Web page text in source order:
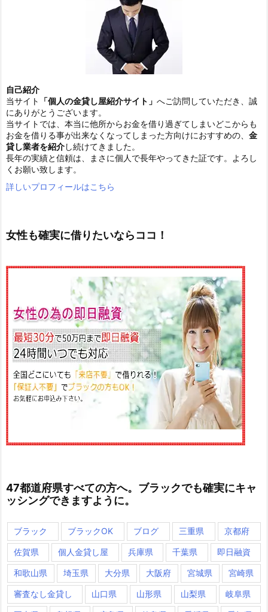
自己紹介
当サイト
「個人の金貸し屋紹介サイト」 へご訪問していただき、誠
にありがとうございます。
当サイトでは、本当に他所からお金を借り過ぎてしまいどこからも
お金を借りる事が出来なくなってしまった方向けにおすすめの、 金
貸し業者を紹介し続けてきました。
長年の実績と信頼は、まさに個人で長年やってきた証です。よろし
くお願い致します。
詳しいプロフィールはこちら
女性も確実に借りたいならココ！
47都道府県すべての方へ。ブラックでも確実にキャ
ッシングできますように。
ブラック ブラックOK ブログ 三重県 京都府
佐賀県 個人金貸し屋 兵庫県 千葉県 即日融資
和歌山県 埼玉県 大分県 大阪府 宮城県 宮崎県
審査なし金貸し 山口県 山形県 山梨県 岐阜県